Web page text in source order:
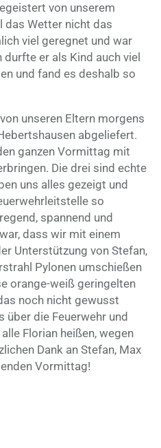
von unserem
das Wetter nicht das
viel geregnet und war
er als Kind auch viel
und fand es deshalb so
unseren Eltern morgens
abgeliefert.
ganzen Vormittag mit
Die drei sind echte
uns alles gezeigt und
so
spannend und
dass wir mit einem
Unterstützung von Stefan,
Pylonen umschießen
orange-weiß geringelten
noch nicht gewusst
über die Feuerwehr und
Florian heißen, wegen
Dank an Stefan, Max
Vormittag!